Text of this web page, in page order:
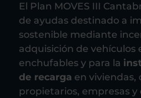
El Plan MOVES III
de ayudas destinado a
sostenible mediante
adquisición de vehículos
enchufables y para la
de recarga en viviendas,
propietarios, empresas y